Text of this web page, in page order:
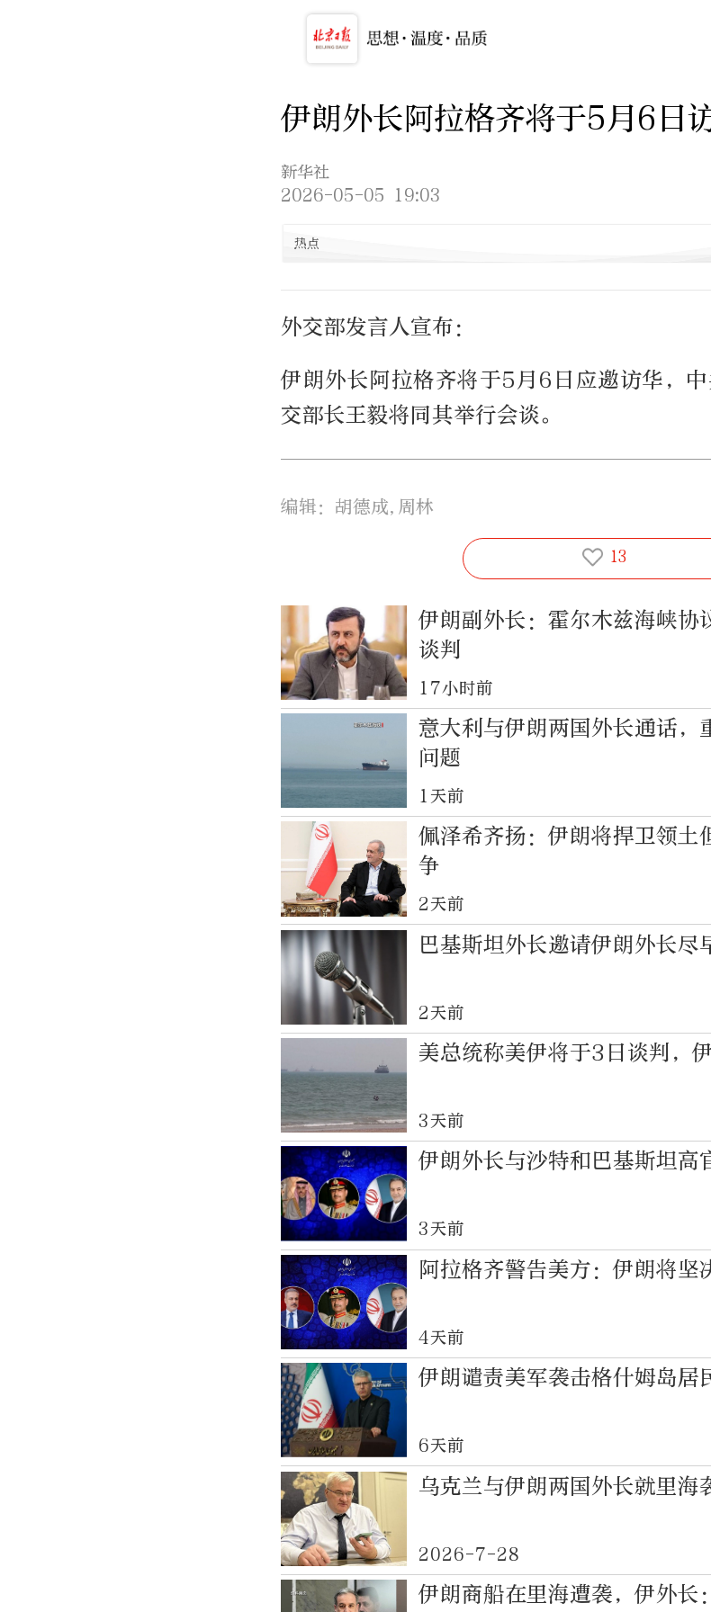
伊朗外长阿拉格齐将于5月6日
新华社
2026-05-05 19:03
热点
外交部发言人宣布：
伊朗外长阿拉格齐将于5月6日应邀访华，
交部长王毅将同其举行会谈。
编辑：胡德成,周林
13
伊朗副外长：霍尔木兹海峡协
谈判
17小时前
意大利与伊朗两国外长通话，
问题
1天前
佩泽希齐扬：伊朗将捍卫领土
争
2天前
巴基斯坦外长邀请伊朗外长尽
2天前
美总统称美伊将于3日谈判，
3天前
伊朗外长与沙特和巴基斯坦高
3天前
阿拉格齐警告美方：伊朗将坚
4天前
伊朗谴责美军袭击格什姆岛居
6天前
乌克兰与伊朗两国外长就里海
2026-7-28
伊朗商船在里海遭袭，伊外长